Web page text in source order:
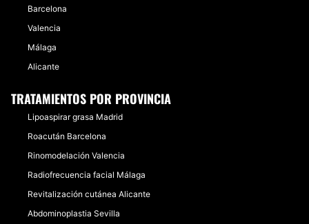
Barcelona
Valencia
Málaga
Alicante
TRATAMIENTOS POR PROVINCIA
Lipoaspirar grasa Madrid
Roacután Barcelona
Rinomodelación Valencia
Radiofrecuencia facial Málaga
Revitalización cutánea Alicante
Abdominoplastia Sevilla